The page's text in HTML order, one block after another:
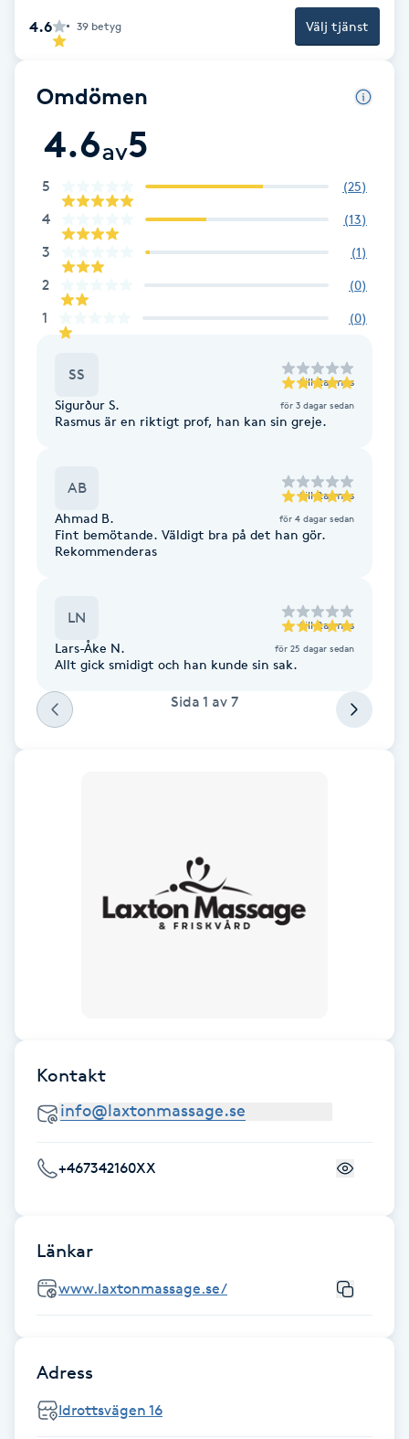
Friskvårdsmassage
Färgning
Föning
Gel naglar
Gellack
Gravidyoga
Gruppträning
Gua Sha-massage
Hatha Yoga
Hot Stone Massage
Hudföryngring
Hudvård
Hyaluronsyra
Hypnos
4.6 39 betyg Välj tjänst
Omdömen
4.6av5
5 (25)
4 (13)
3 (1)
2 (0)
1 (0)
SS till Rasmus
Sigurður S. för 3 dagar sedan
Rasmus är en riktigt prof, han kan sin greje.
AB till Rasmus
Ahmad B. för 4 dagar sedan
Fint bemötande. Väldigt bra på det han gör.
Rekommenderas
LN till Rasmus
Lars-Åke N. för 25 dagar sedan
Allt gick smidigt och han kunde sin sak.
Sida 1 av 7
Kontakt
+467342160XX
Länkar
www.laxtonmassage.se/
Adress
Idrottsvägen 16